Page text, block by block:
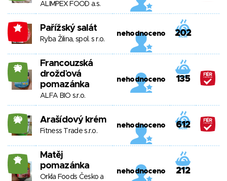
ALIMPEX FOOD a.s.
-1 Pařížský salát
Ryba Žilina, spol. s r.o.
nehodnoceno 202
23
Francouzská
drožďová
pomazánka
ALFA BIO s.r.o.
nehodnoceno 135
20 Arašídový krém
Fitness Trade s.r.o.
nehodnoceno 612
18
Matěj
pomazánka
Orkla Foods Česko a
nehodnoceno 212